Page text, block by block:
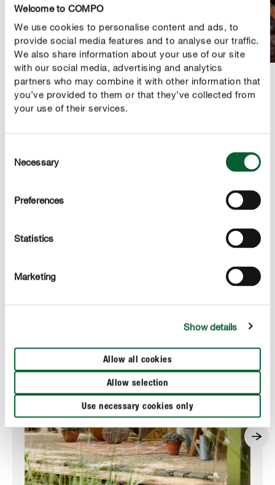
Welcome to COMPO
We use cookies to personalise content and ads, to
provide social media features and to analyse our traffic.
We also share information about your use of our site
with our social media, advertising and analytics
partners who may combine it with other information that
you’ve provided to them or that they’ve collected from
your use of their services.
Selection
Necessary
Preferences
Statistics
Marketing
Show details
Allow all cookies
Allow selection
Use necessary cookies only
Meer rond de verzorging van je mediterrane planten